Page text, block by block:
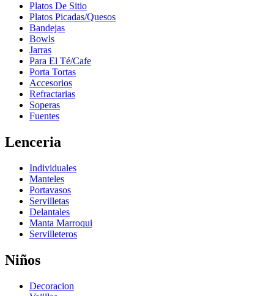
Platos De Sitio
Platos Picadas/Quesos
Bandejas
Bowls
Jarras
Para El Té/Cafe
Porta Tortas
Accesorios
Refractarias
Soperas
Fuentes
Lenceria
Individuales
Manteles
Portavasos
Servilletas
Delantales
Manta Marroqui
Servilleteros
Niños
Decoracion